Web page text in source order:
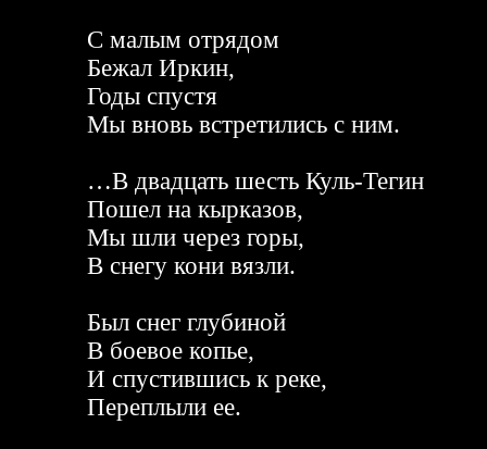
С малым отрядом
Бежал Иркин,
Годы спустя
Мы вновь встретились с ним.
…В двадцать шесть Куль-Тегин
Пошел на кырказов,
Мы шли через горы,
В снегу кони вязли.
Был снег глубиной
В боевое копье,
И спустившись к реке,
Переплыли ее.